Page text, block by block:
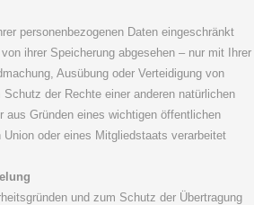
personenbezogenen Daten eingeschränkt
ihrer Speicherung abgesehen – nur mit Ihrer
Ausübung oder Verteidigung von
der Rechte einer anderen natürlichen
aus Gründen eines wichtigen öffentlichen
Union oder eines Mitgliedstaats verarbeitet
und zum Schutz der Übertragung